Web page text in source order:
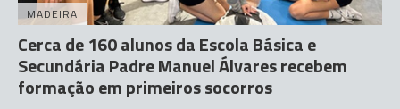
MADEIRA
Cerca de 160 alunos da Escola Básica e
Secundária Padre Manuel Álvares recebem
formação em primeiros socorros